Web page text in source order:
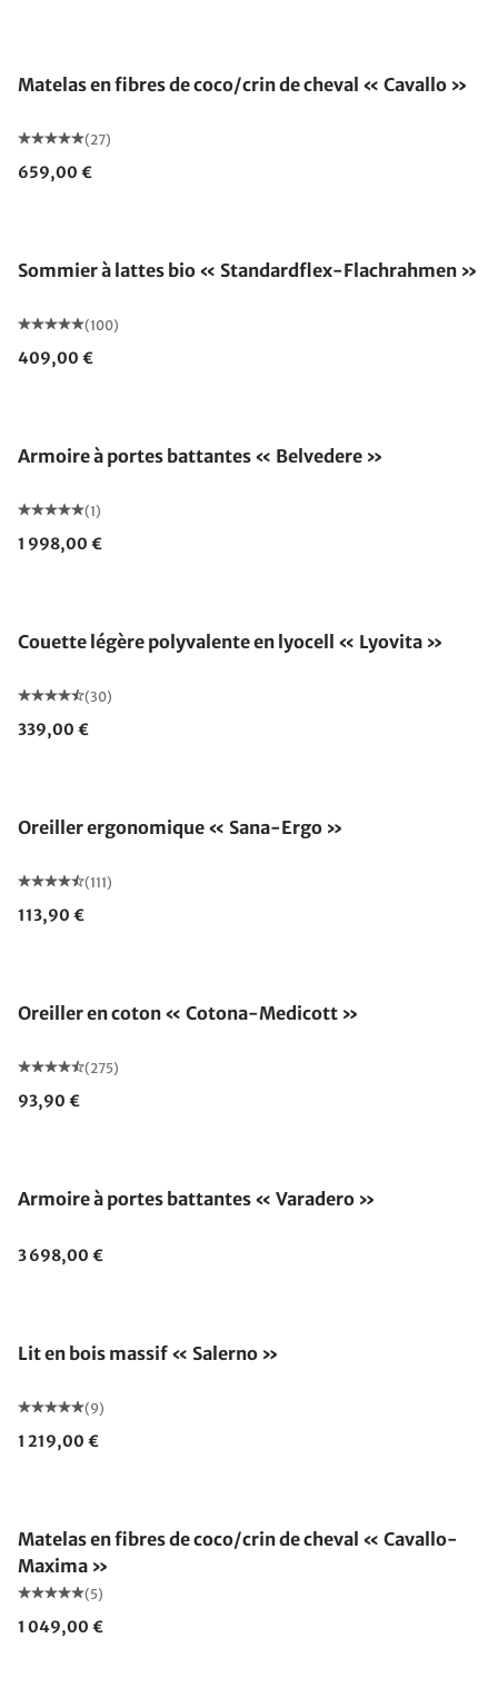
Matelas en fibres de coco/crin de cheval « Cavallo »
(27)
659,00 €
Sommier à lattes bio « Standardflex-Flachrahmen »
(100)
409,00 €
Armoire à portes battantes « Belvedere »
(1)
1 998,00 €
Couette légère polyvalente en lyocell « Lyovita »
(30)
339,00 €
Oreiller ergonomique « Sana-Ergo »
(111)
113,90 €
Oreiller en coton « Cotona-Medicott »
(275)
93,90 €
Armoire à portes battantes « Varadero »
3 698,00 €
Lit en bois massif « Salerno »
(9)
1 219,00 €
Matelas en fibres de coco/crin de cheval « Cavallo-
Maxima »
(5)
1 049,00 €